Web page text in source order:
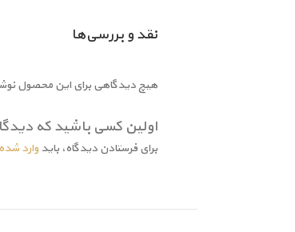
نقد و بررسی‌ها
هیچ دیدگاهی برای این محصول
اولین کسی باشید که
برای فرستادن دیدگاه، باید وارد شده